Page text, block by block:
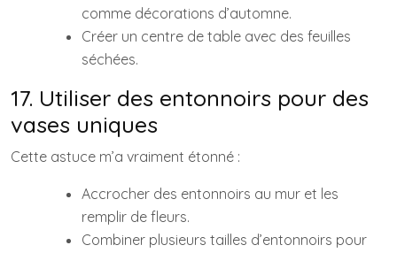
comme décorations d’automne.
Créer un centre de table avec des feuilles
séchées.
17. Utiliser des entonnoirs pour des
vases uniques
Cette astuce m’a vraiment étonné :
Accrocher des entonnoirs au mur et les
remplir de fleurs.
Combiner plusieurs tailles d’entonnoirs pour